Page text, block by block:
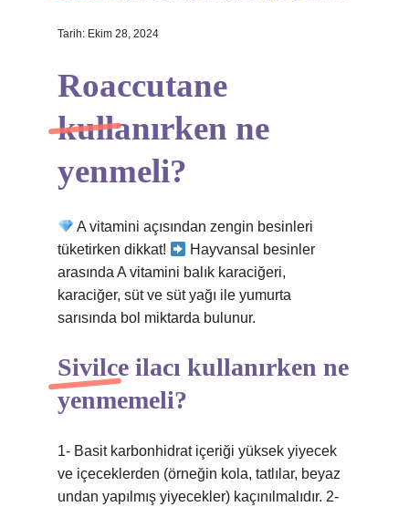
Tarih: Ekim 28, 2024
Roaccutane
kullanırken ne
yenmeli?
A vitamini açısından zengin besinleri
tüketirken dikkat!
Hayvansal besinler
arasında A vitamini balık karaciğeri,
karaciğer, süt ve süt yağı ile yumurta
sarısında bol miktarda bulunur.
Sivilce ilacı kullanırken ne
yenmemeli?
1- Basit karbonhidrat içeriği yüksek yiyecek
ve içeceklerden (örneğin kola, tatlılar, beyaz
undan yapılmış yiyecekler) kaçınılmalıdır. 2-